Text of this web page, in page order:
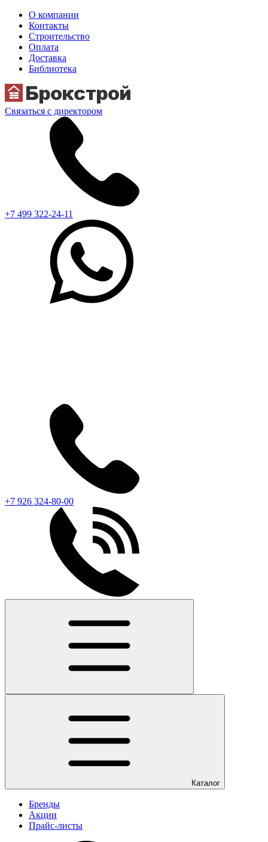
О компании
Контакты
Строительство
Оплата
Доставка
Библиотека
Связаться с директором
+7 499 322-24-11
+7 926 324-80-00
Каталог
Бренды
Акции
Прайс-листы